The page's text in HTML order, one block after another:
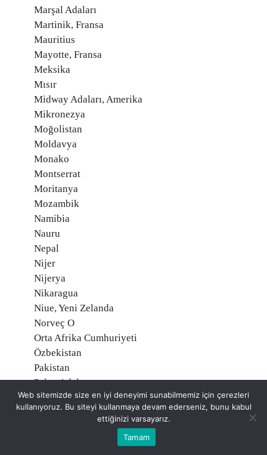
Marşal Adaları
Martinik, Fransa
Mauritius
Mayotte, Fransa
Meksika
Mısır
Midway Adaları, Amerika
Mikronezya
Moğolistan
Moldavya
Monako
Montserrat
Moritanya
Mozambik
Namibia
Nauru
Nepal
Nijer
Nijerya
Nikaragua
Niue, Yeni Zelanda
Norveç O
Orta Afrika Cumhuriyeti
Özbekistan
Pakistan
Palau Adaları
Palmyra Atoll, Amerika
Panama
Web sitemizde size en iyi deneyimi sunabilmemiz için çerezleri
kullanıyoruz. Bu siteyi kullanmaya devam ederseniz, bunu kabul
ettiğinizi varsayarız.
Tamam